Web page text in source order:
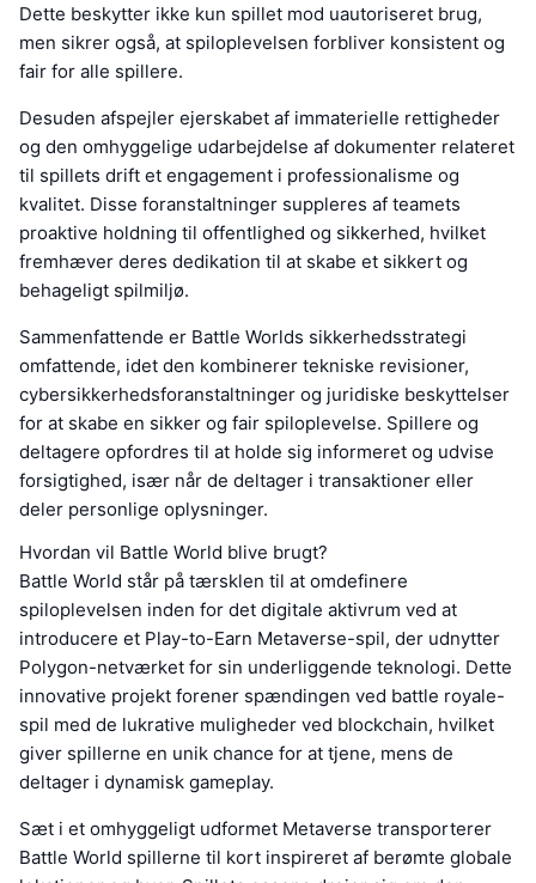
Dette beskytter ikke kun spillet mod uautoriseret brug,
men sikrer også, at spiloplevelsen forbliver konsistent og
fair for alle spillere.
Desuden afspejler ejerskabet af immaterielle rettigheder
og den omhyggelige udarbejdelse af dokumenter relateret
til spillets drift et engagement i professionalisme og
kvalitet. Disse foranstaltninger suppleres af teamets
proaktive holdning til offentlighed og sikkerhed, hvilket
fremhæver deres dedikation til at skabe et sikkert og
behageligt spilmiljø.
Sammenfattende er Battle Worlds sikkerhedsstrategi
omfattende, idet den kombinerer tekniske revisioner,
cybersikkerhedsforanstaltninger og juridiske beskyttelser
for at skabe en sikker og fair spiloplevelse. Spillere og
deltagere opfordres til at holde sig informeret og udvise
forsigtighed, især når de deltager i transaktioner eller
deler personlige oplysninger.
Hvordan vil Battle World blive brugt?
Battle World står på tærsklen til at omdefinere
spiloplevelsen inden for det digitale aktivrum ved at
introducere et Play-to-Earn Metaverse-spil, der udnytter
Polygon-netværket for sin underliggende teknologi. Dette
innovative projekt forener spændingen ved battle royale-
spil med de lukrative muligheder ved blockchain, hvilket
giver spillerne en unik chance for at tjene, mens de
deltager i dynamisk gameplay.
Sæt i et omhyggeligt udformet Metaverse transporterer
Battle World spillerne til kort inspireret af berømte globale